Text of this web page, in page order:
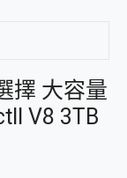
擇 大容量
V8 3TB